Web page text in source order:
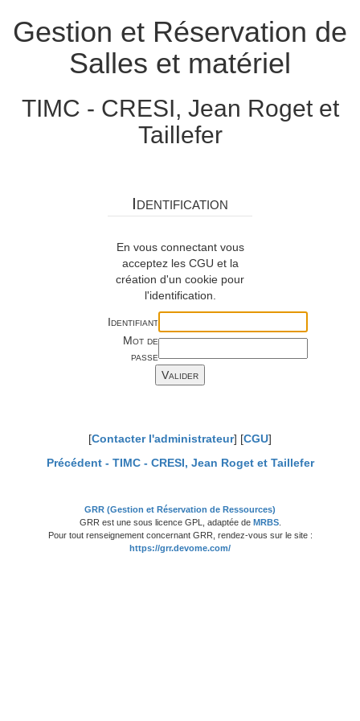
Gestion et Réservation de
Salles et matériel
TIMC - CRESI, Jean Roget et
Taillefer
Identification
En vous connectant vous
acceptez les CGU et la
création d'un cookie pour
l'identification.
Identifiant
Mot de
passe
[Contacter l'administrateur] [CGU]
Précédent - TIMC - CRESI, Jean Roget et Taillefer
GRR (Gestion et Réservation de Ressources)
GRR est une sous licence GPL, adaptée de MRBS.
Pour tout renseignement concernant GRR, rendez-vous sur le site :
https://grr.devome.com/